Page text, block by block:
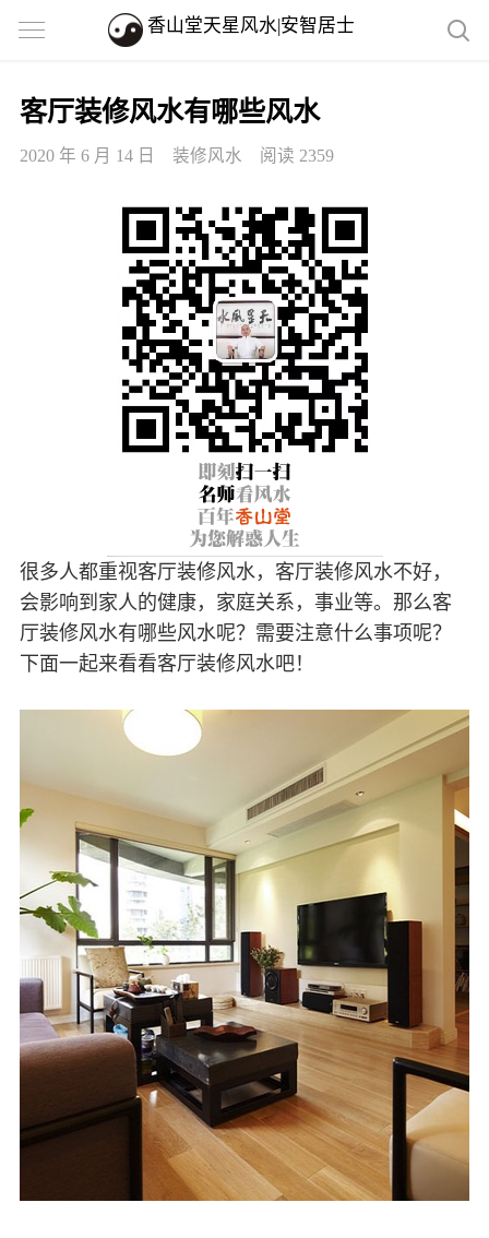
香山堂天星风水|安智居士
客厅装修风水有哪些风水
2020 年 6 月 14 日 装修风水 阅读 2359
很多人都重视客厅装修风水，客厅装修风水不好，
会影响到家人的健康，家庭关系，事业等。那么客
厅装修风水有哪些风水呢？需要注意什么事项呢？
下面一起来看看客厅装修风水吧！